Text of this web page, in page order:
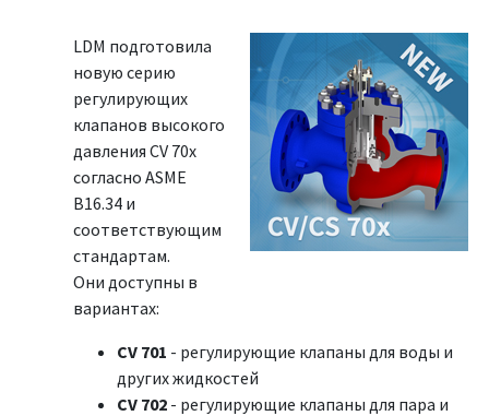
LDM подготовила
новую серию
регулирующих
клапанов высокого
давления CV 70x
согласно ASME
B16.34 и
соответствующим
стандартам.
Они доступны в
вариантах:
CV 701 - регулирующие клапаны для воды и
других жидкостей
CV 702 - регулирующие клапаны для пара и